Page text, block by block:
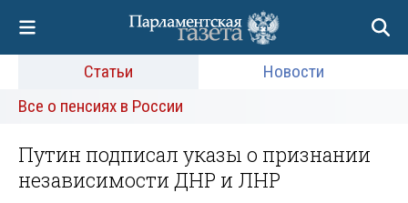
Статьи
Новости
Все о пенсиях в России
Путин подписал указы о признании
независимости ДНР и ЛНР